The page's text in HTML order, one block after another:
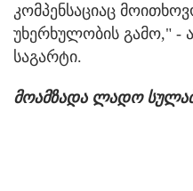
კომპენსაციაც
უხერხულობის გამო," -
საგარტი.
მოამზადა ლადო